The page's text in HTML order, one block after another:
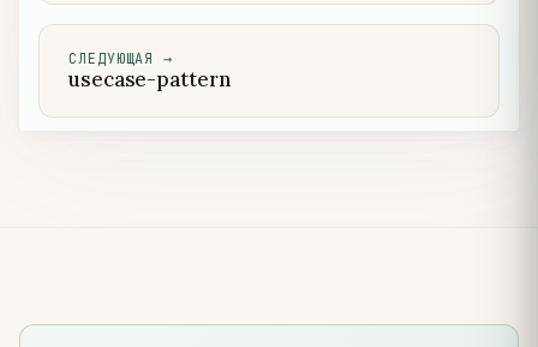
СЛЕДУЮЩАЯ →
usecase-pattern